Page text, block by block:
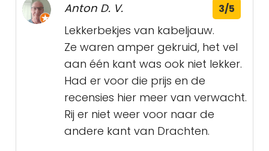
Anton D. V. 3/5
Lekkerbekjes van kabeljauw.
Ze waren amper gekruid, het vel
aan één kant was ook niet lekker.
Had er voor die prijs en de
recensies hier meer van verwacht.
Rij er niet weer voor naar de
andere kant van Drachten.